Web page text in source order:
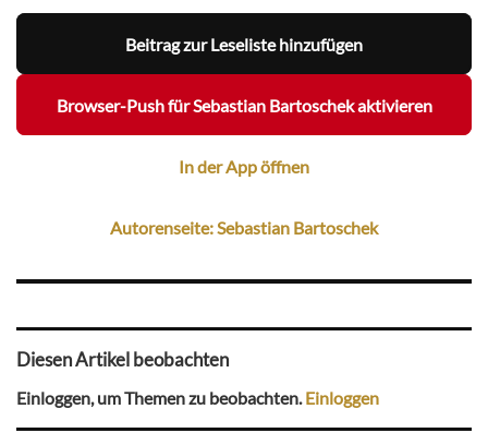
Beitrag zur Leseliste hinzufügen
Browser-Push für Sebastian Bartoschek aktivieren
In der App öffnen
Autorenseite: Sebastian Bartoschek
Diesen Artikel beobachten
Einloggen, um Themen zu beobachten.Einloggen